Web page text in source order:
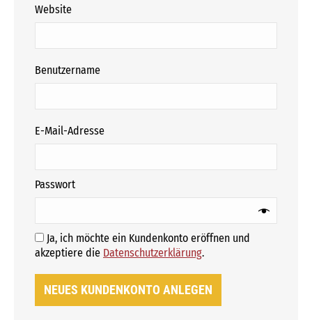
Website
Benutzername
E-Mail-Adresse
Passwort
Ja, ich möchte ein Kundenkonto eröffnen und
akzeptiere die Datenschutzerklärung.
NEUES KUNDENKONTO ANLEGEN